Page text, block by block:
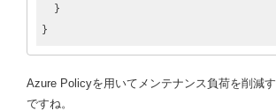
}
Azure Policyを用いてメンテナンス負荷を削減
ですね。